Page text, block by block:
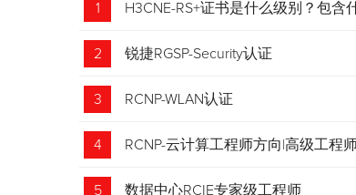
1 H3CNE-RS+证书是什么级别？包含
2 锐捷RGSP-Security认证
3 RCNP-WLAN认证
4 RCNP-云计算工程师方向|高级工程师
5 数据中心RCIE专家级工程师